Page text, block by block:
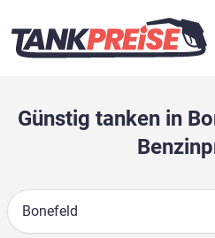
Günstig tanken in
Suche